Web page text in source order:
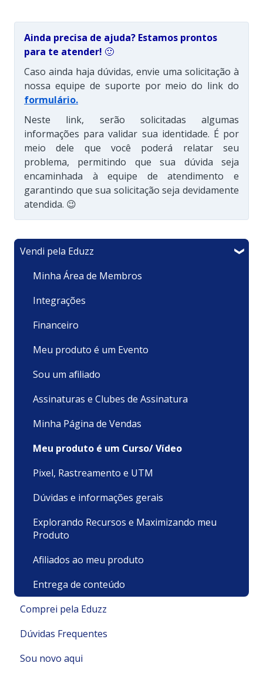
Ainda precisa de ajuda? Estamos prontos
para te atender! 🙂
Caso ainda haja dúvidas, envie uma solicitação à
nossa equipe de suporte por meio do link do
formulário.
Neste link, serão solicitadas algumas
informações para validar sua identidade. É por
meio dele que você poderá relatar seu
problema, permitindo que sua dúvida seja
encaminhada à equipe de atendimento e
garantindo que sua solicitação seja devidamente
atendida. 😉
Vendi pela Eduzz
Minha Área de Membros
Integrações
Financeiro
Meu produto é um Evento
Sou um afiliado
Assinaturas e Clubes de Assinatura
Minha Página de Vendas
Meu produto é um Curso/ Vídeo
Pixel, Rastreamento e UTM
Dúvidas e informações gerais
Explorando Recursos e Maximizando meu
Produto
Afiliados ao meu produto
Entrega de conteúdo
Comprei pela Eduzz
Suporte Técnico
Pagamentos e Faturamento
Dúvidas Frequentes
Pagamento
Sou novo aqui